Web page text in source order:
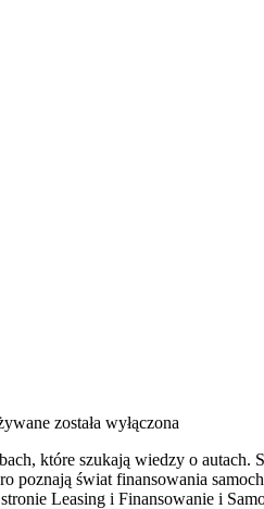
została wyłączona
które szukają wiedzy o
świat finansowania
Leasing i Finansowanie i